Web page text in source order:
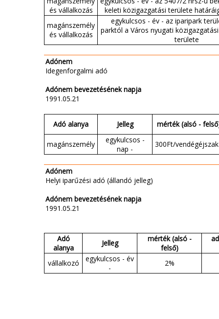
és vállalkozás
keleti közigazgatási területe
magánszemély
és vállalkozás
egykulcsos - év - az iparipark
parktól a Város nyugati
területe
Adónem
Idegenforgalmi adó
Adónem bevezetésének napja
1991.05.21
Adó alanya Jelleg mérték (alsó -
magánszemély
egykulcsos -
nap -
300Ft/
Adónem
Helyi iparűzési adó (állandó jelleg)
Adónem bevezetésének napja
1991.05.21
Adó
alanya
Jelleg
mérték (alsó -
felső)
vállalkozó
egykulcsos - év
-
2%